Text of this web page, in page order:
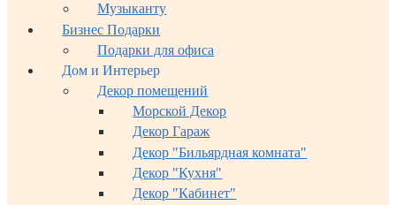
Музыканту
Бизнес Подарки
Подарки для офиса
Дом и Интерьер
Декор помещений
Морской Декор
Декор Гараж
Декор "Бильярдная комната"
Декор "Кухня"
Декор "Кабинет"